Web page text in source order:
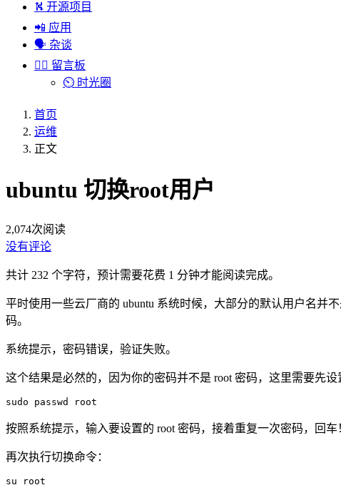
⛕ 开源项目
📲 应用
🗣︎ 杂谈
✍🏻 留言板
⏲️ 时光圈
首页
运维
正文
ubuntu 切换root用户
2,074次阅读
没有评论
共计 232 个字符，预计需要花费 1 分钟才能阅读完成。
平时使用一些云厂商的 ubuntu 系统时候，大部分的默认用户名并
码。
系统提示，密码错误，验证失败。
这个结果是必然的，因为你的密码并不是 root 密码，这里需要先设
sudo passwd root
按照系统提示，输入要设置的 root 密码，接着重复一次密码，回车
再次执行切换命令：
su root